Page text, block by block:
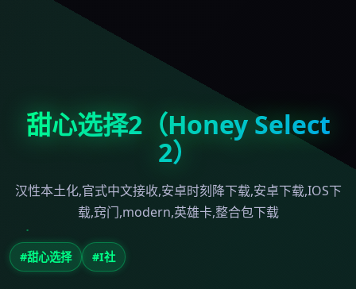
甜心选择2（Honey Select
2）
汉性本土化,官式中文接收,安卓时刻降下载,安卓下载,IOS下
载,窍门,modern,英雄卡,整合包下载
#甜心选择 #I社